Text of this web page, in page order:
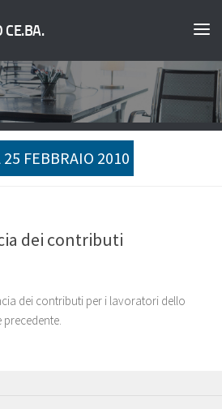
CE.BA.
FEBBRAIO 2010
dei contributi
dei contributi per i lavoratori dello